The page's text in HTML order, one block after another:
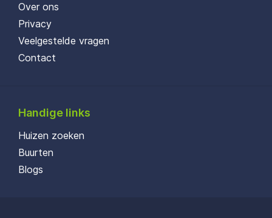
Over ons
Privacy
Veelgestelde vragen
Contact
Handige links
Huizen zoeken
Buurten
Blogs